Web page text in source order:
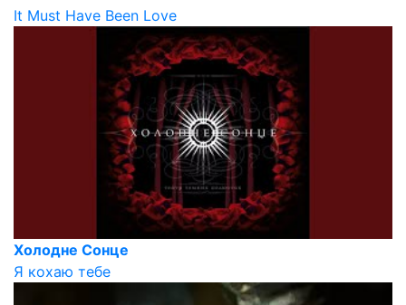
It Must Have Been Love
Холодне Сонце
Я кохаю тебе